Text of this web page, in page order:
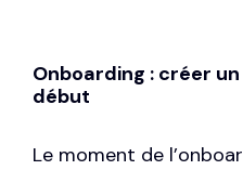
Onboarding : créer
début
Le moment de